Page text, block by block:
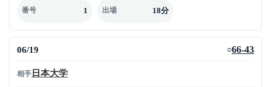
番号 1 出場 18分
06/19 ○66-43
相手 日本大学